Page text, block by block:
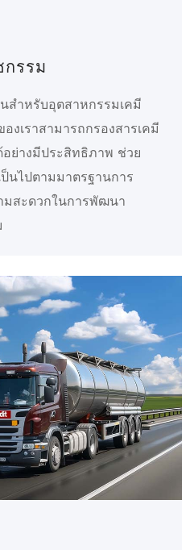
รรม
ำหรับอุตสาหกรรมเคมี
งเราสามารถกรองสารเคมี
ย่างมีประสิทธิภาพ ช่วย
นไปตามมาตรฐานการ
สะดวกในการพัฒนา